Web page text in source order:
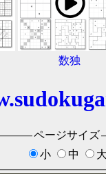
数独
ページサイズ
小
中